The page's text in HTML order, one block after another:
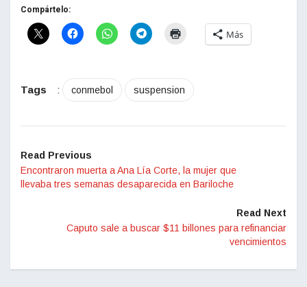
Compártelo:
Más
Tags : conmebol suspension
Read Previous
Encontraron muerta a Ana Lía Corte, la mujer que
llevaba tres semanas desaparecida en Bariloche
Read Next
Caputo sale a buscar $11 billones para refinanciar
vencimientos